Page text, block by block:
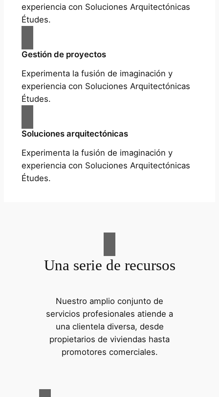
experiencia con Soluciones Arquitectónicas
Études.
Gestión de proyectos
Experimenta la fusión de imaginación y
experiencia con Soluciones Arquitectónicas
Études.
Soluciones arquitectónicas
Experimenta la fusión de imaginación y
experiencia con Soluciones Arquitectónicas
Études.
Una serie de recursos
Nuestro amplio conjunto de
servicios profesionales atiende a
una clientela diversa, desde
propietarios de viviendas hasta
promotores comerciales.